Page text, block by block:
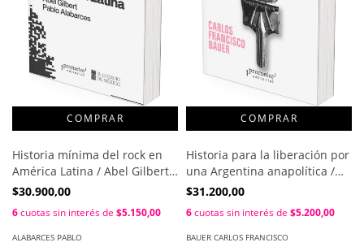
Historia mínima del rock en
América Latina / Abel Gilbert ;
Pablo Alabarces
$30.900,00
6cuotas sin interés de $5.150,00
ALABARCES PABLO
Historia para la liberación por
una Argentina anapolítica /
Carlos Francisco Bauer
$31.200,00
6cuotas sin interés de $5.200,00
BAUER CARLOS FRANCISCO